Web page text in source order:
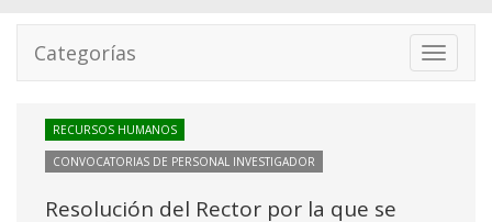
Toggle
Categorías
RECURSOS HUMANOS
CONVOCATORIAS DE PERSONAL INVESTIGADOR
Resolución del Rector por la que se